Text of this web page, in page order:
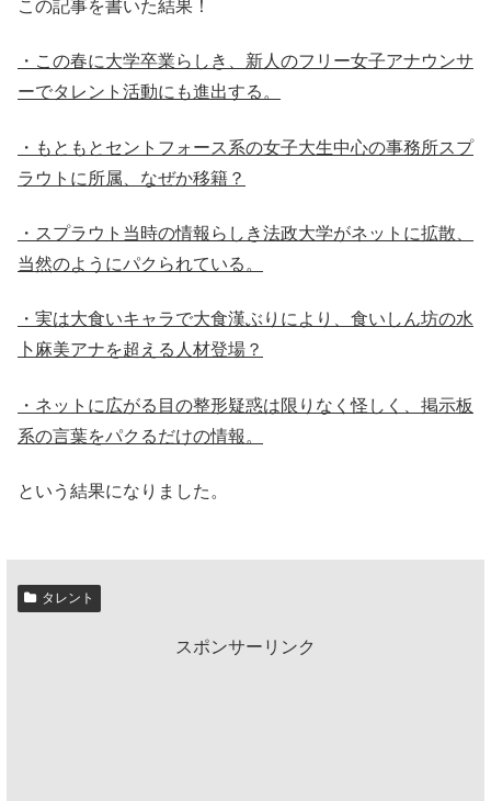
この記事を書いた結果！
・この春に大学卒業らしき、新人のフリー女子アナウンサ
ーでタレント活動にも進出する。
・もともとセントフォース系の女子大生中心の事務所スプ
ラウトに所属、なぜか移籍？
・スプラウト当時の情報らしき法政大学がネットに拡散、
当然のようにパクられている。
・実は大食いキャラで大食漢ぶりにより、食いしん坊の水
卜麻美アナを超える人材登場？
・ネットに広がる目の整形疑惑は限りなく怪しく、掲示板
系の言葉をパクるだけの情報。
という結果になりました。
タレント
スポンサーリンク